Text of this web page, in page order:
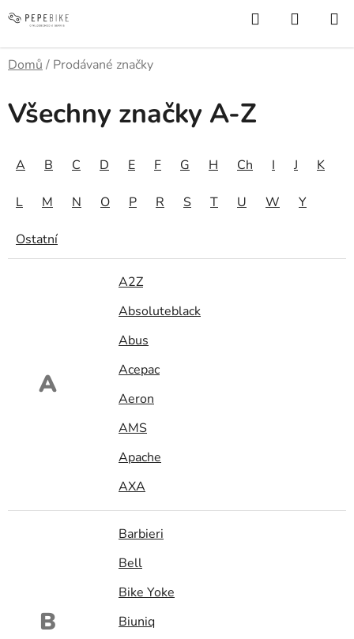
na
Hledat
KOŠÍK
Domů / Prodávané značky
Všechny značky A-Z
A B C D E F G H Ch I J K
L M N O P R S T U W Y
Ostatní
A
A2Z
Absoluteblack
Abus
Acepac
Aeron
AMS
Apache
AXA
B
Barbieri
Bell
Bike Yoke
Biuniq